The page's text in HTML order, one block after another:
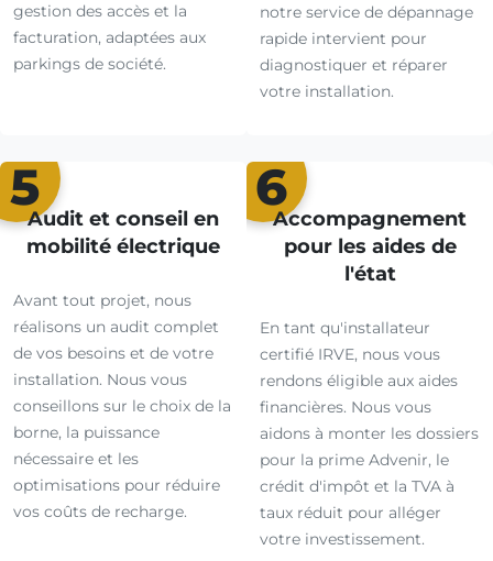
gestion des accès et la
facturation, adaptées aux
parkings de société.
notre service de dépannage
rapide intervient pour
diagnostiquer et réparer
votre installation.
5
Audit et conseil en
mobilité électrique
Avant tout projet, nous
réalisons un audit complet
de vos besoins et de votre
installation. Nous vous
conseillons sur le choix de la
borne, la puissance
nécessaire et les
optimisations pour réduire
vos coûts de recharge.
6
Accompagnement
pour les aides de
l'état
En tant qu'installateur
certifié IRVE, nous vous
rendons éligible aux aides
financières. Nous vous
aidons à monter les dossiers
pour la prime Advenir, le
crédit d'impôt et la TVA à
taux réduit pour alléger
votre investissement.